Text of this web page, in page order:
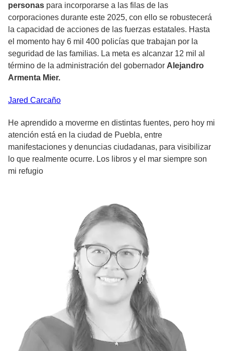
personas para incorporarse a las filas de las
corporaciones durante este 2025, con ello se robustecerá
la capacidad de acciones de las fuerzas estatales. Hasta
el momento hay 6 mil 400 policías que trabajan por la
seguridad de las familias. La meta es alcanzar 12 mil al
término de la administración del gobernador Alejandro
Armenta Mier.
Jared Carcaño
He aprendido a moverme en distintas fuentes, pero hoy mi
atención está en la ciudad de Puebla, entre
manifestaciones y denuncias ciudadanas, para visibilizar
lo que realmente ocurre. Los libros y el mar siempre son
mi refugio